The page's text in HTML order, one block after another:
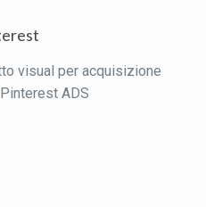
visual per acquisizione
ADS